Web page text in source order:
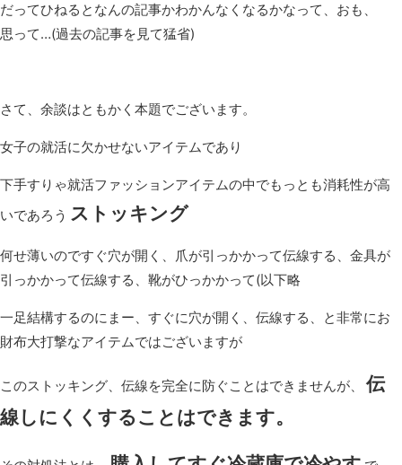
だってひねるとなんの記事かわかんなくなるかなって、おも、
思って…(過去の記事を見て猛省)
さて、余談はともかく本題でございます。
女子の就活に欠かせないアイテムであり
下手すりゃ就活ファッションアイテムの中でもっとも消耗性が高
いであろう ストッキング
何せ薄いのですぐ穴が開く、爪が引っかかって伝線する、金具が
引っかかって伝線する、靴がひっかかって(以下略
一足結構するのにまー、すぐに穴が開く、伝線する、と非常にお
財布大打撃なアイテムではございますが
このストッキング、伝線を完全に防ぐことはできませんが、
伝
線しにくくすることはできます。